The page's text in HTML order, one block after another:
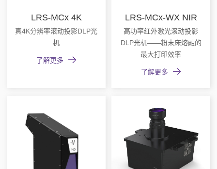
LRS-MCx 4K
真4K分辨率滚动投影DLP光
机
了解更多
LRS-MCx-WX NIR
高功率红外激光滚动投影
DLP光机——粉末床熔融的
最大打印效率
了解更多